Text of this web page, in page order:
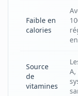
Faible en
calories
Source
de
vitamines